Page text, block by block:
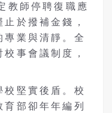
教師停聘復職應
於撥補金錢，
專業與清靜。全
事會議制度，
校堅實後盾。校
部卻年年編列